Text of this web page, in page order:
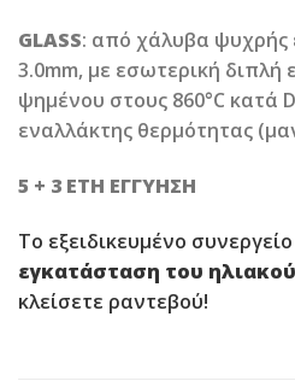
GLASS: από χάλυβα ψυχρής
3.0mm, με εσωτερική
ψημένου στους 860°C κατά
εναλλάκτης θερμότητας
5 + 3 ΕΤΗ ΕΓΓΥΗΣΗ
Το εξειδικευμένο
εγκατάσταση του
κλείσετε ραντεβού!